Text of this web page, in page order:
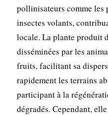
pollinisateurs comme les
insectes volants,
locale. La plante produit
disséminées par les
fruits, facilitant sa
rapidement les terrains
participant à la
dégradés. Cependant,